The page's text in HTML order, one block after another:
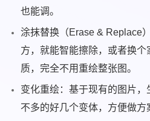
也能调。
涂抹替换（Erase & Replace
方，就能智能擦除，或者换
质，完全不用重绘整张图。
变化重绘：基于现有的图片
不多的好几个变体，方便做方